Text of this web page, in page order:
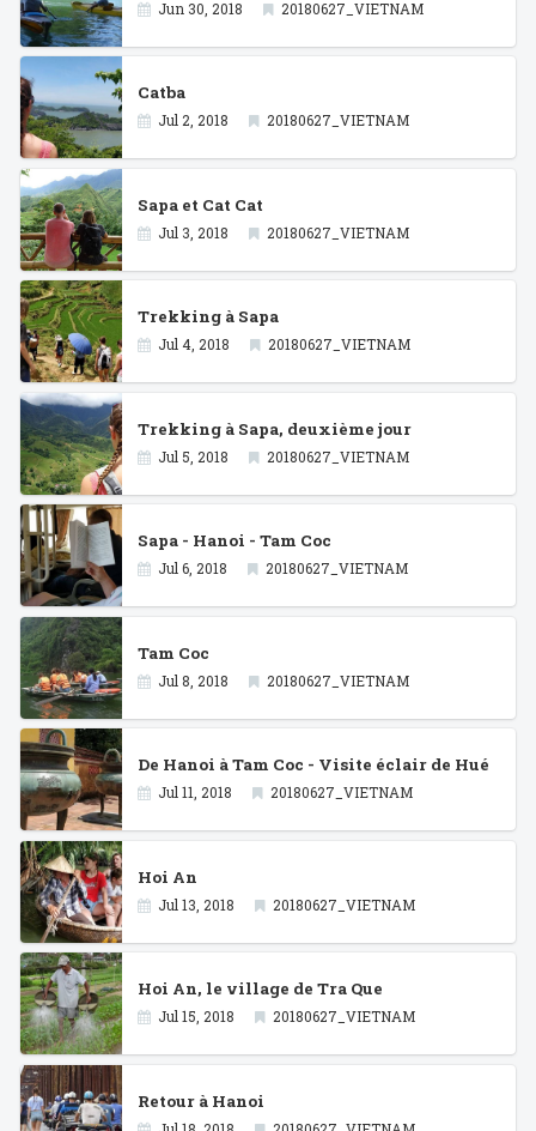
Jun 30, 2018 20180627_VIETNAM
Catba
Jul 2, 2018 20180627_VIETNAM
Sapa et Cat Cat
Jul 3, 2018 20180627_VIETNAM
Trekking à Sapa
Jul 4, 2018 20180627_VIETNAM
Trekking à Sapa, deuxième jour
Jul 5, 2018 20180627_VIETNAM
Sapa - Hanoi - Tam Coc
Jul 6, 2018 20180627_VIETNAM
Tam Coc
Jul 8, 2018 20180627_VIETNAM
De Hanoi à Tam Coc - Visite éclair de Hué
Jul 11, 2018 20180627_VIETNAM
Hoi An
Jul 13, 2018 20180627_VIETNAM
Hoi An, le village de Tra Que
Jul 15, 2018 20180627_VIETNAM
Retour à Hanoi